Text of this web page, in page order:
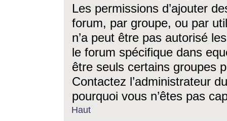
Les permissions d’ajouter
forum, par groupe, ou par
n’a peut être pas autorisé
le forum spécifique dans
être seuls certains groupes
Contactez l’administrateur
pourquoi vous n’êtes pas
Haut